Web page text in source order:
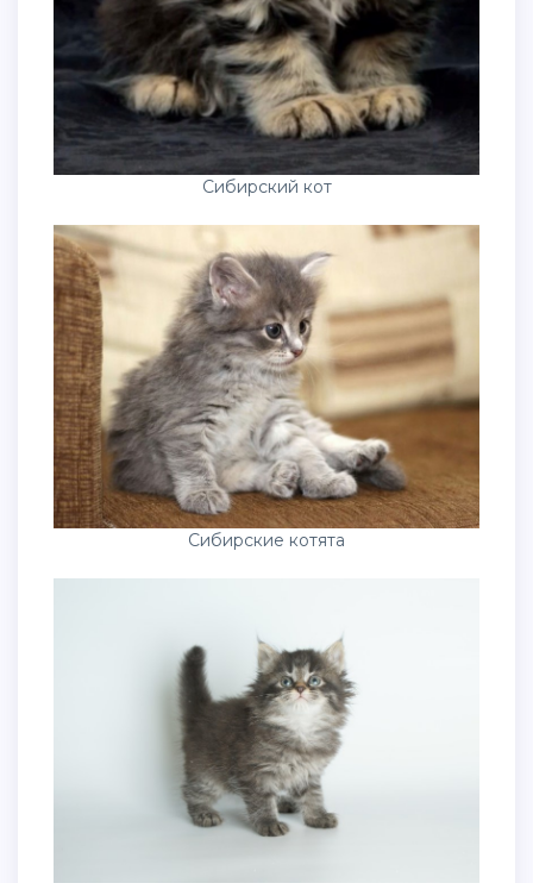
Сибирский кот
Сибирские котята